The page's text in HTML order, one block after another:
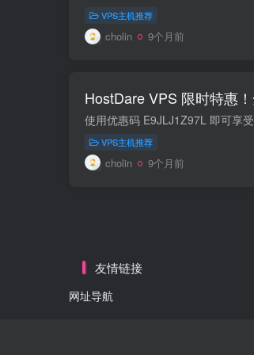
VPS主机推荐
cholin 9个月前
HostDare VPS 限时特惠
VPS主机推荐
cholin 9个月前
友情链接
网址导航